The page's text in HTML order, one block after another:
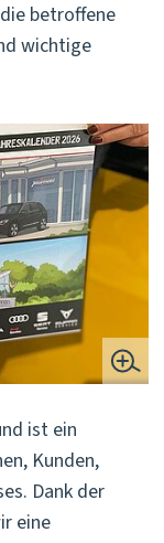
betroffene
wichtige
ist ein
Kunden,
Dank der
eine